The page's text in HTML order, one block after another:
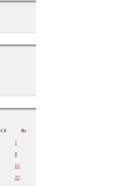
Сб Вс
1
8
15
22